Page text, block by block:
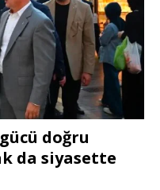
doğru
da siyasette